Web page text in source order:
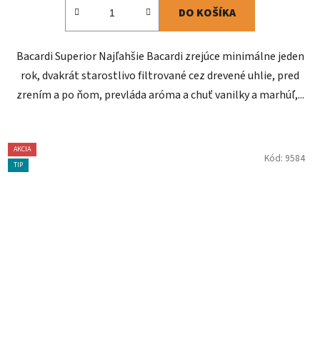
DO KOŠÍKA
Bacardi Superior Najľahšie Bacardi zrejúce minimálne jeden
rok, dvakrát starostlivo filtrované cez drevené uhlie, pred
zrením a po ňom, prevláda aróma a chuť vanilky a marhúľ,...
AKCIA
TIP
Kód: 9584